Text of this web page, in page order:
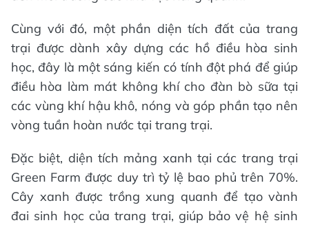
Cùng với đó, một phần diện tích đất của trang
trại được dành xây dựng các hồ điều hòa sinh
học, đây là một sáng kiến có tính đột phá để giúp
điều hòa làm mát không khí cho đàn bò sữa tại
các vùng khí hậu khô, nóng và góp phần tạo nên
vòng tuần hoàn nước tại trang trại.
Đặc biệt, diện tích mảng xanh tại các trang trại
Green Farm được duy trì tỷ lệ bao phủ trên 70%.
Cây xanh được trồng xung quanh để tạo vành
đai sinh học của trang trại, giúp bảo vệ hệ sinh